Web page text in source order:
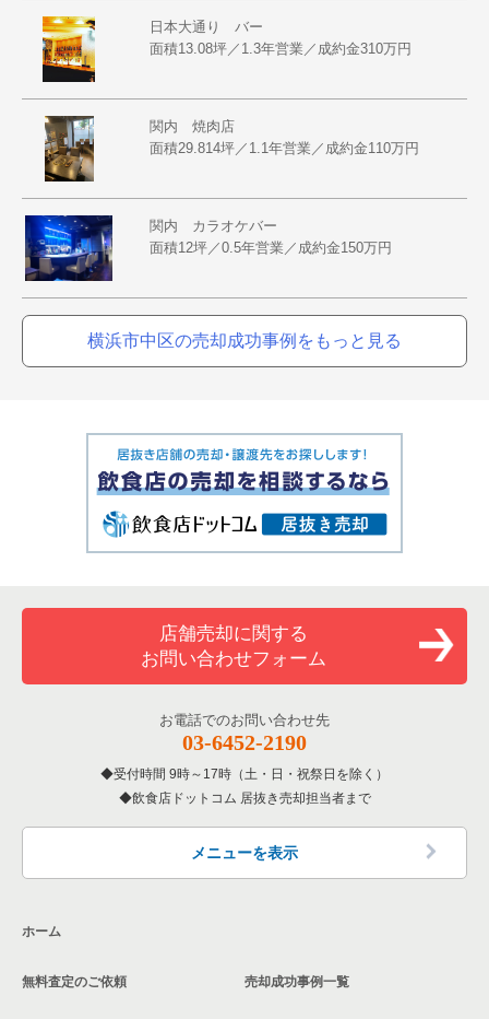
日本大通り バー
面積13.08坪／1.3年営業／成約金310万円
関内 焼肉店
面積29.814坪／1.1年営業／成約金110万円
関内 カラオケバー
面積12坪／0.5年営業／成約金150万円
横浜市中区の売却成功事例をもっと見る
店舗売却に関する
お問い合わせフォーム
お電話でのお問い合わせ先
03-6452-2190
受付時間 9時～17時（土・日・祝祭日を除く）
飲食店ドットコム 居抜き売却担当者まで
メニューを表示
ホーム
無料査定のご依頼 売却成功事例一覧